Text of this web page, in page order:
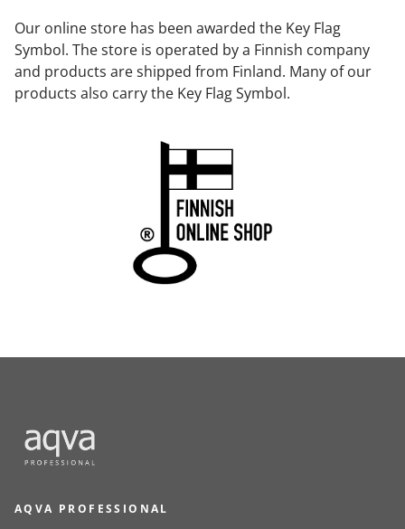
Our online store has been awarded the Key Flag
Symbol. The store is operated by a Finnish company
and products are shipped from Finland. Many of our
products also carry the Key Flag Symbol.
AQVA PROFESSIONAL